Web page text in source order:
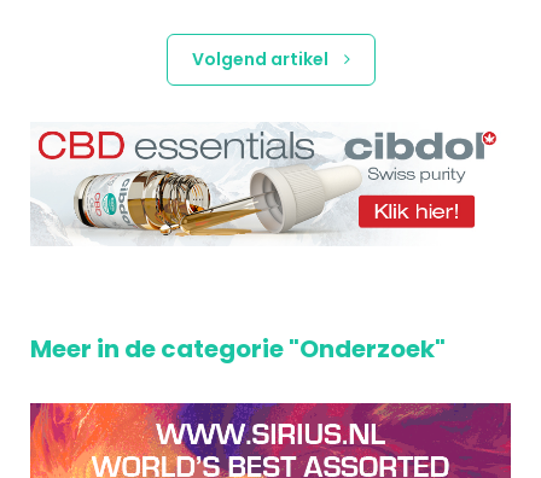
Volgend artikel
Meer in de categorie "Onderzoek"